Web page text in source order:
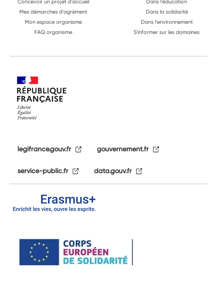
Concevoir un projet d'accueil
Mes démarches d'agrément
Mon espace organisme
FAQ organisme
Dans l'éducation
Dans la solidarité
Dans l'environnement
S'informer sur les domaines
legifrance.gouv.fr gouvernement.fr
service-public.fr data.gouv.fr